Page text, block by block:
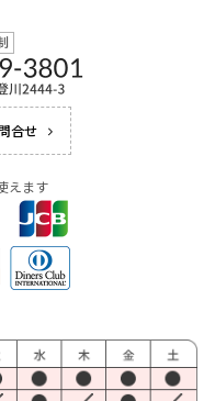
合せ
えます